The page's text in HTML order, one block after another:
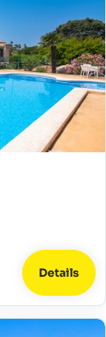
Details